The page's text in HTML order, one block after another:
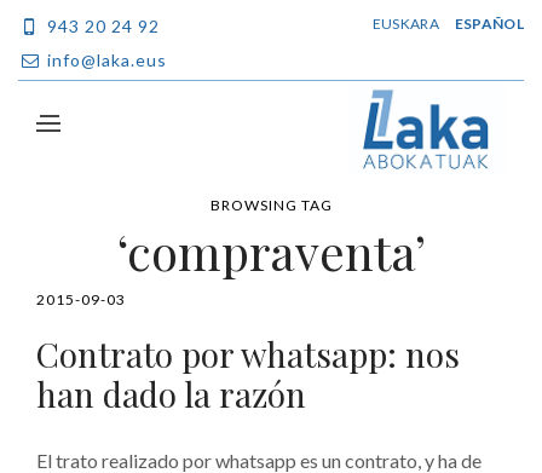
943 20 24 92
info@laka.eus
EUSKARA ESPAÑOL
BROWSING TAG
‘compraventa’
2015-09-03
Contrato por whatsapp: nos
han dado la razón
El trato realizado por whatsapp es un contrato, y ha de